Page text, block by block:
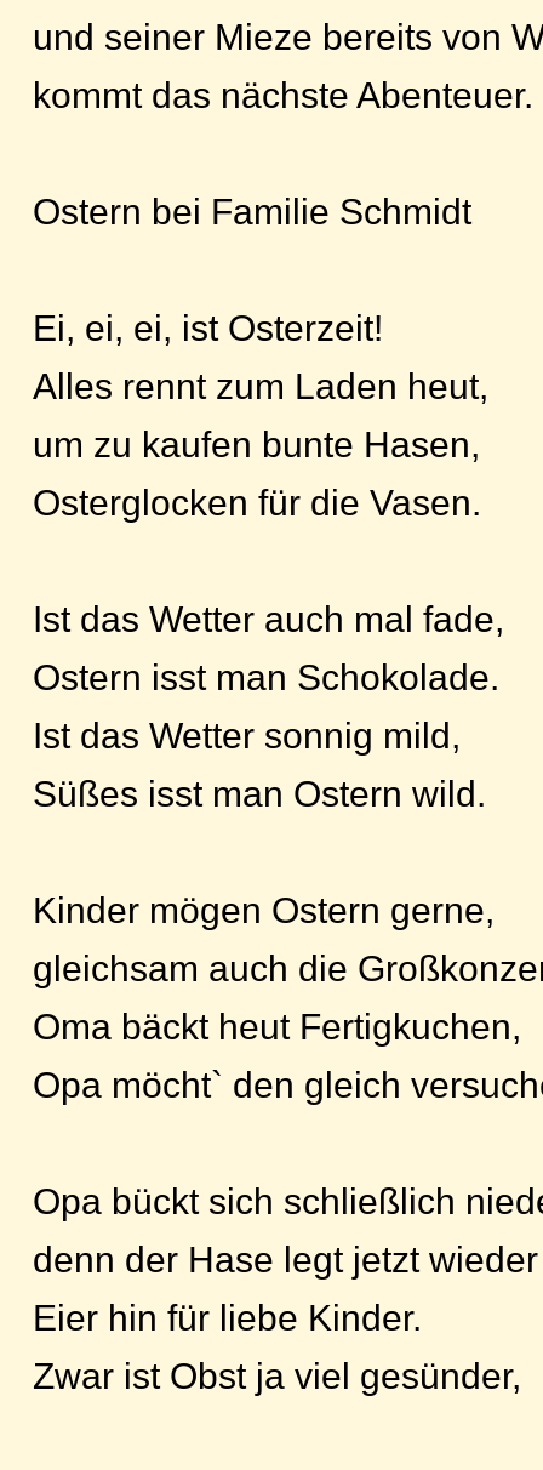
und seiner Mieze bereits von
kommt das nächste
Ostern bei Familie Schmidt
Ei, ei, ei, ist Osterzeit!
Alles rennt zum Laden heut,
um zu kaufen bunte Hasen,
Osterglocken für die Vasen.
Ist das Wetter auch mal fade,
Ostern isst man Schokolade.
Ist das Wetter sonnig mild,
Süßes isst man Ostern wild.
Kinder mögen Ostern gerne,
gleichsam auch die
Oma bäckt heut Fertigkuchen,
Opa möcht` den gleich
Opa bückt sich schließlich
denn der Hase legt jetzt wieder
Eier hin für liebe Kinder.
Zwar ist Obst ja viel gesünder,